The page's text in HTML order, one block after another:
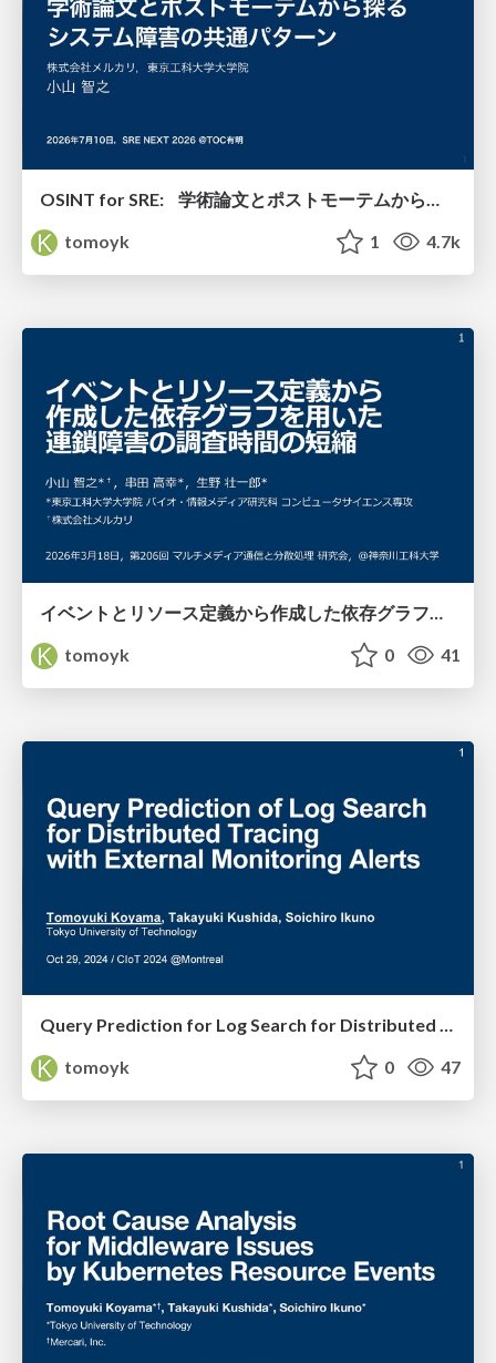
OSINT for SRE: 学術論文とポストモーテムから探る システム障害の共通パターン / SRE NEXT 2026
tomoyk
1 4.7k
tomoyk
0 41
Query Prediction for Log Search for Distributed Tracing with External Monitoring Alerts
tomoyk
0 47